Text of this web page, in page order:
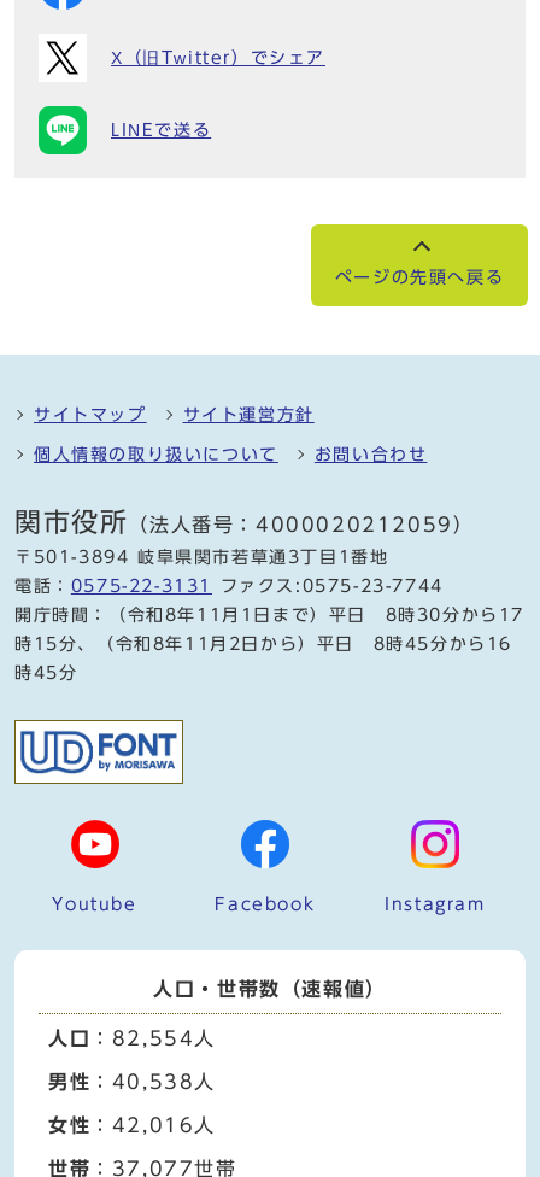
X（旧Twitter）でシェア
LINEで送る
ページの先頭へ戻る
サイトマップ サイト運営方針
個人情報の取り扱いについて お問い合わせ
関市役所 （法人番号：4000020212059）
〒501-3894 岐阜県関市若草通3丁目1番地
電話： 0575-22-3131
ファクス:0575-23-7744
開庁時間：（令和8年11月1日まで）平日 8時30分から17
時15分、（令和8年11月2日から）平日 8時45分から16
時45分
Youtube Facebook Instagram
人口・世帯数（速報値）
人口 ：82,554人
男性 ：40,538人
女性 ：42,016人
世帯 ：37,077世帯